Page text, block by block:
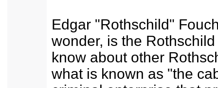
Edgar "Rothschild"
wonder, is the
know about other
what is known as "the